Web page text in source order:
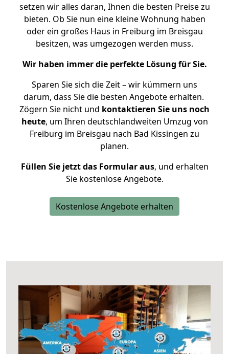
setzen wir alles daran, Ihnen die besten Preise zu
bieten. Ob Sie nun eine kleine Wohnung haben
oder ein großes Haus in Freiburg im Breisgau
besitzen, was umgezogen werden muss.
Wir haben immer die perfekte Lösung für Sie.
Sparen Sie sich die Zeit – wir kümmern uns
darum, dass Sie die besten Angebote erhalten.
Zögern Sie nicht und kontaktieren Sie uns noch
heute, um Ihren deutschlandweiten Umzug von
Freiburg im Breisgau nach Bad Kissingen zu
planen.
Füllen Sie jetzt das Formular aus, und erhalten
Sie kostenlose Angebote.
Kostenlose Angebote erhalten